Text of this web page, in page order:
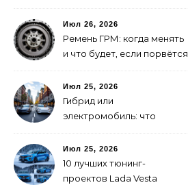
Июл 26, 2026
Ремень ГРМ: когда менять
и что будет, если порвётся
Июл 25, 2026
Гибрид или
электромобиль: что
Июл 25, 2026
10 лучших тюнинг-
проектов Lada Vesta